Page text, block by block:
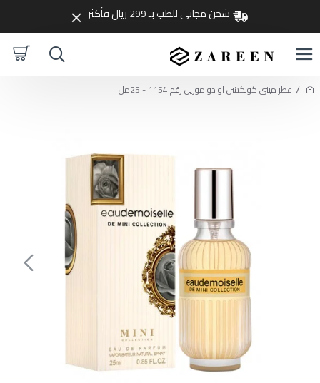
شحن مجاني للطب بـ 299 ريال فأكثر
عطر ميني كولكشن او دو موزيل رقم 1154 - 25مل